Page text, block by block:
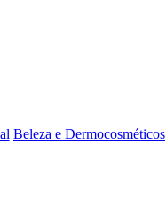
Beleza e Dermocosméticos